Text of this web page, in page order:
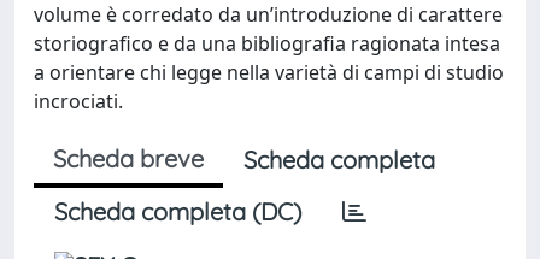
volume è corredato da un’introduzione di carattere
storiografico e da una bibliografia ragionata intesa
a orientare chi legge nella varietà di campi di studio
incrociati.
Scheda breve
Scheda completa
Scheda completa (DC)